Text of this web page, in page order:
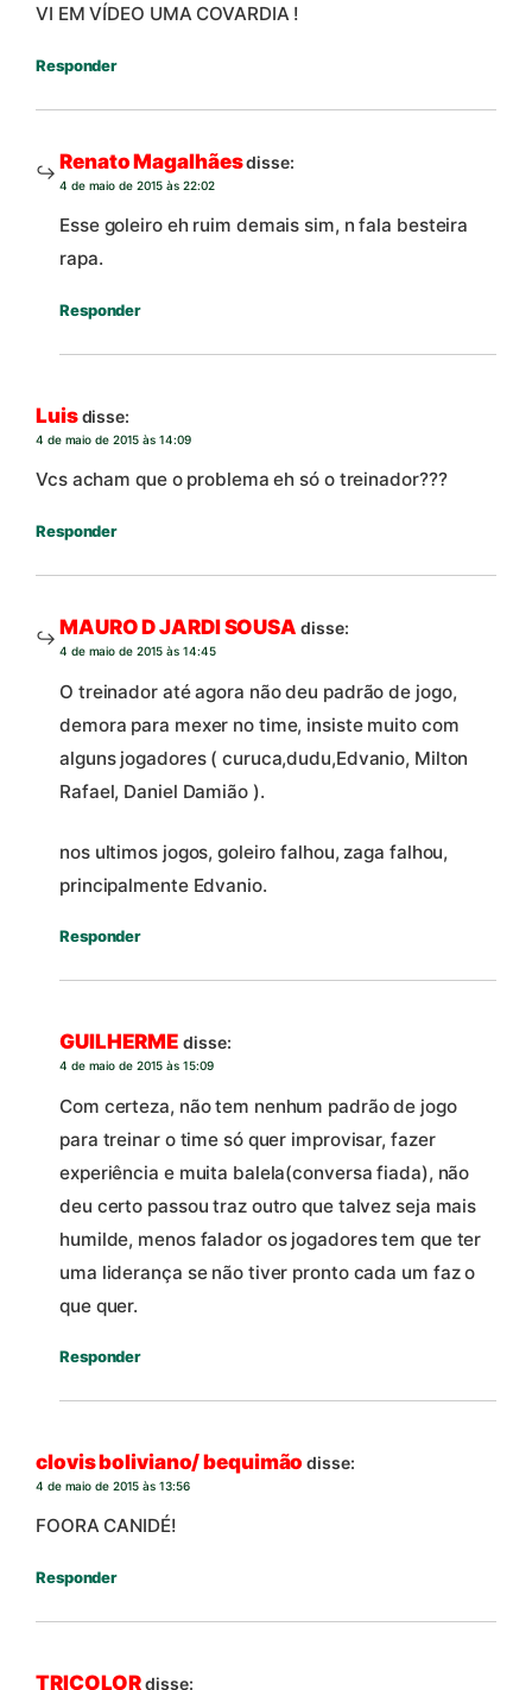
VI EM VÍDEO UMA COVARDIA !
Responder
Renato Magalhãesdisse:
4 de maio de 2015 às 22:02
Esse goleiro eh ruim demais sim, n fala besteira
rapa.
Responder
Luisdisse:
4 de maio de 2015 às 14:09
Vcs acham que o problema eh só o treinador???
Responder
MAURO D JARDI SOUSA disse:
4 de maio de 2015 às 14:45
O treinador até agora não deu padrão de jogo,
demora para mexer no time, insiste muito com
alguns jogadores ( curuca,dudu,Edvanio, Milton
Rafael, Daniel Damião ).
nos ultimos jogos, goleiro falhou, zaga falhou,
principalmente Edvanio.
Responder
GUILHERME disse:
4 de maio de 2015 às 15:09
Com certeza, não tem nenhum padrão de jogo
para treinar o time só quer improvisar, fazer
experiência e muita balela(conversa fiada), não
deu certo passou traz outro que talvez seja mais
humilde, menos falador os jogadores tem que ter
uma liderança se não tiver pronto cada um faz o
que quer.
Responder
clovis boliviano/ bequimão disse:
4 de maio de 2015 às 13:56
FOORA CANIDÉ!
Responder
TRICOLORdisse: